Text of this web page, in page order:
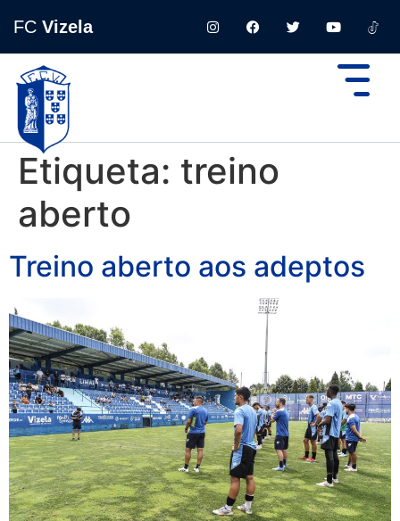
FC Vizela
Etiqueta: treino
aberto
Treino aberto aos adeptos